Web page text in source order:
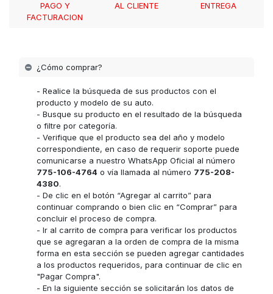
PAGO Y
FACTURACION
AL CLIENTE
ENTREGA
¿Cómo comprar?
- Realice la búsqueda de sus productos con el
producto y modelo de su auto.
- Busque su producto en el resultado de la búsqueda
o filtre por categoría.
- Verifique que el producto sea del año y modelo
correspondiente, en caso de requerir soporte puede
comunicarse a nuestro WhatsApp Oficial al número
775-106-4764 o vía llamada al número 775-208-
4380.
- De clic en el botón “Agregar al carrito” para
continuar comprando o bien clic en “Comprar” para
concluir el proceso de compra.
- Ir al carrito de compra para verificar los productos
que se agregaran a la orden de compra de la misma
forma en esta sección se pueden agregar cantidades
a los productos requeridos, para continuar de clic en
"Pagar Compra".
- En la siguiente sección se solicitarán los datos de